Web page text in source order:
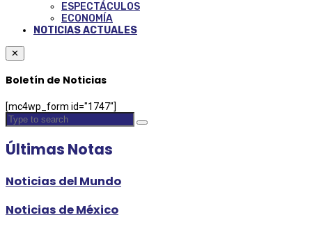
ESPECTÁCULOS
ECONOMÍA
NOTICIAS ACTUALES
✕
Boletín de Noticias
[mc4wp_form id="1747"]
Últimas Notas
Noticias del Mundo
Noticias de México